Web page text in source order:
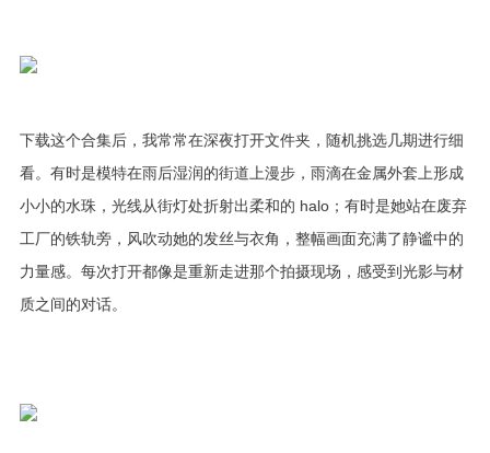
下载这个合集后，我常常在深夜打开文件夹，随机挑选几期进行细
看。有时是模特在雨后湿润的街道上漫步，雨滴在金属外套上形成
小小的水珠，光线从街灯处折射出柔和的 halo；有时是她站在废弃
工厂的铁轨旁，风吹动她的发丝与衣角，整幅画面充满了静谧中的
力量感。每次打开都像是重新走进那个拍摄现场，感受到光影与材
质之间的对话。